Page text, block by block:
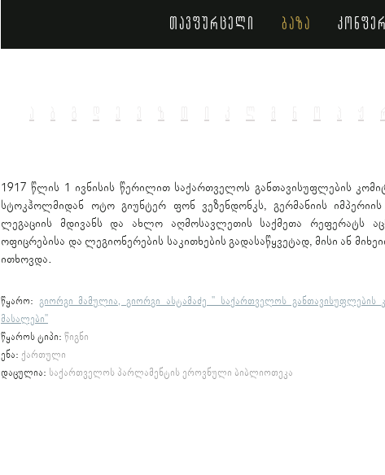
თავფურცელი ბაზა
ზ კ მ ნ პ ჟ რ
1917 წლის 1 ივნისის წერილით საქართველოს განთავისუფლების
სტოკჰოლმიდან ოტო გიუნტერ ფონ ვეზენდონკს, გერმანიის
ლეგაციის მდივანს და ახლო აღმოსავლეთის საქმეთა რეფერატს
ოფიცრებისა და ლეგიონერების საკითხების გადასაწყვეტად, მისი ან
ითხოვდა.
წყარო: გიორგი მამულია, გიორგი ასტამაძე " საქართველოს განთავისუფლების
მასალები"
წყაროს ტიპი: წიგნი
ენა: ქართული
დაცულია: საქართველოს პარლამენტის ეროვნული ბიბლიოთეკა